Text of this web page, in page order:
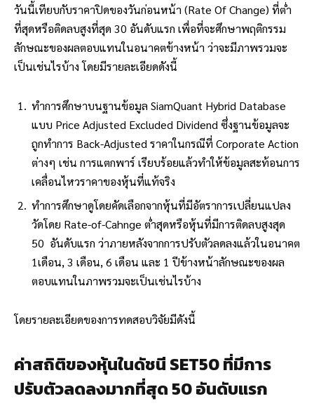
วันนี้เทียบกับราคาปิดของวันก่อนหน้า (Rate Of Change) ที่ต่ำ
ที่สุดหรือติดลบสูงที่สุด 30 อันดับแรก เพื่อที่จะศึกษาพฤติกรรม
ลักษณะของผลตอบแทนในอนาคตข้างหน้า ว่าจะมีภาพรวมจะ
เป็นเช่นไรบ้าง โดยมีรายละเอียดดังนี้
ทำการศึกษาบนฐานข้อมูล SiamQuant Hybrid Database
แบบ Price Adjusted Excluded Dividend ซึ่งฐานข้อมูลจะ
ถูกทำการ Back-Adjusted ราคาในกรณีที่ Corporate Action
ต่างๆ เช่น การแตกพาร์ เรียบร้อยแล้วทำให้ข้อมูลสะท้อนการ
เคลื่อนไหวราคาของหุ้นที่แท้จริง
ทำการศึกษาดูโดยคัดเลือกจากหุ้นที่มีอัตราการเปลี่ยนแปลง
วัดโดย Rate-of-Cahnge ต่ำสุดหรือหุ้นที่มีการติดลบสูงสุด
50 อันดับแรก ว่าภายหลังจากการปรับตัวลดลงแล้วในอนาคต
1เดือน, 3 เดือน, 6 เดือน และ 1 ปีข้างหน้าลักษณะของผล
ตอบแทนในภาพรวมจะเป็นเช่นไรบ้าง
โดยรายละเอียดของการทดสอบวิจัยมีดังนี้
ค่าสถิติของหุ้นในดัชนี SET50 ที่มีการ
ปรับตัวลดลงมากที่สุด 50 อันดับแรก